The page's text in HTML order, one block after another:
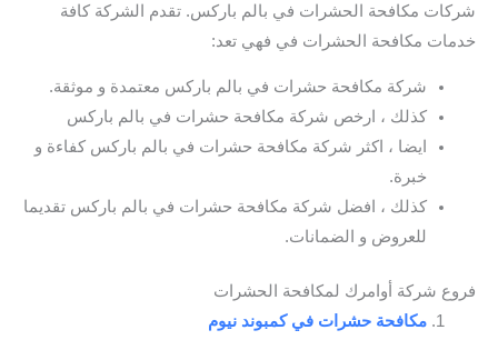
شركات مكافحة الحشرات في بالم باركس. تقدم الشركة كافة
خدمات مكافحة الحشرات في فهي تعد:
شركة مكافحة حشرات في بالم باركس معتمدة و موثقة.
كذلك ، ارخص شركة مكافحة حشرات في بالم باركس
ايضا ، اكثر شركة مكافحة حشرات في بالم باركس كفاءة و
خبرة.
كذلك ، افضل شركة مكافحة حشرات في بالم باركس تقديما
للعروض و الضمانات.
فروع شركة أوامرك لمكافحة الحشرات
مكافحة حشرات في كمبوند نيوم